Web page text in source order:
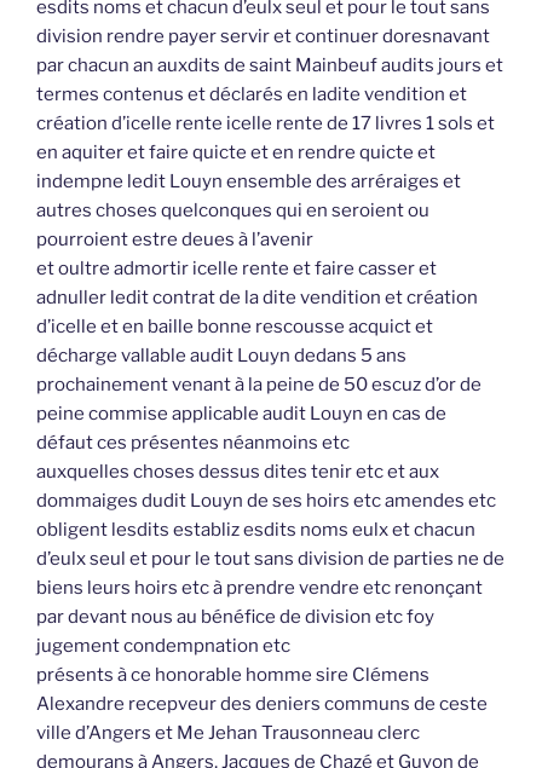
esdits noms et chacun d’eulx seul et pour le tout sans
division rendre payer servir et continuer doresnavant
par chacun an auxdits de saint Mainbeuf audits jours et
termes contenus et déclarés en ladite vendition et
création d’icelle rente icelle rente de 17 livres 1 sols et
en aquiter et faire quicte et en rendre quicte et
indempne ledit Louyn ensemble des arréraiges et
autres choses quelconques qui en seroient ou
pourroient estre deues à l’avenir
et oultre admortir icelle rente et faire casser et
adnuller ledit contrat de la dite vendition et création
d’icelle et en baille bonne rescousse acquict et
décharge vallable audit Louyn dedans 5 ans
prochainement venant à la peine de 50 escuz d’or de
peine commise applicable audit Louyn en cas de
défaut ces présentes néanmoins etc
auxquelles choses dessus dites tenir etc et aux
dommaiges dudit Louyn de ses hoirs etc amendes etc
obligent lesdits establiz esdits noms eulx et chacun
d’eulx seul et pour le tout sans division de parties ne de
biens leurs hoirs etc à prendre vendre etc renonçant
par devant nous au bénéfice de division etc foy
jugement condempnation etc
présents à ce honorable homme sire Clémens
Alexandre recepveur des deniers communs de ceste
ville d’Angers et Me Jehan Trausonneau clerc
demourans à Angers, Jacques de Chazé et Guyon de